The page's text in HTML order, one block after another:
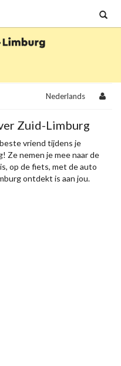
Nederlands
Zuid-Limburg
vriend tijdens je
Ze nemen je mee naar de
op de fiets, met de auto
ontdekt is aan jou.